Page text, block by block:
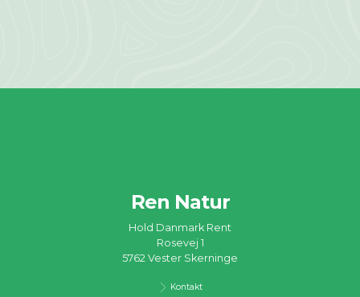
Ren Natur
Hold Danmark Rent
Rosevej 1
5762 Vester Skerninge
Kontakt